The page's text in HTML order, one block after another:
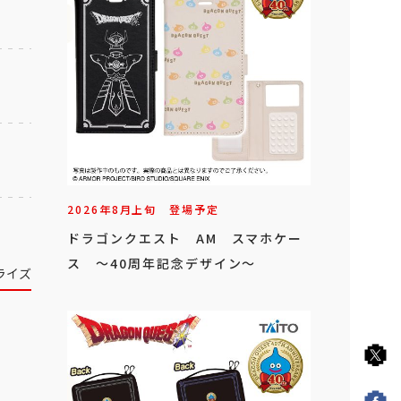
イズ
2026年8月上旬 登場予定
ドラゴンクエスト AM スマホケー
ス ～40周年記念デザイン～